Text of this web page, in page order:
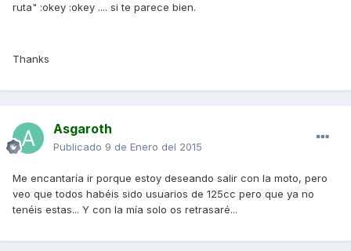
ruta" :okey :okey .... si te parece bien.
Thanks
Asgaroth
Publicado 9 de Enero del 2015
Me encantaría ir porque estoy deseando salir con la moto, pero
veo que todos habéis sido usuarios de 125cc pero que ya no
tenéis estas... Y con la mía solo os retrasaré...